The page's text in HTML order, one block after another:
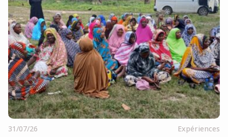
31/07/26 Expériences